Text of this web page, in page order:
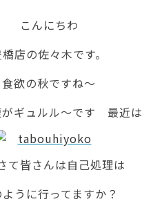
こんにちわ
店の佐々木です。
食欲の秋ですね～
がギュルル～です 最近は
て皆さんは自己処理は
ように行ってますか？